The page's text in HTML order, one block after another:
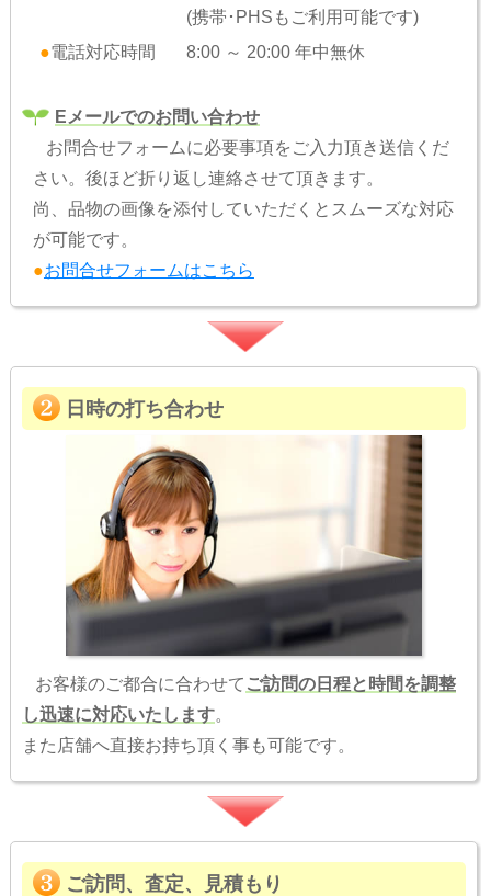
(携帯･PHSもご利用可能です)
●電話対応時間 8:00 ～ 20:00 年中無休
Eメールでのお問い合わせ
お問合せフォームに必要事項をご入力頂き送信くだ
さい。後ほど折り返し連絡させて頂きます。
尚、品物の画像を添付していただくとスムーズな対応
が可能です。
●お問合せフォームはこちら
日時の打ち合わせ
お客様のご都合に合わせて ご訪問の日程と時間を調整
し迅速に対応いたします。
また店舗へ直接お持ち頂く事も可能です。
ご訪問、査定、見積もり